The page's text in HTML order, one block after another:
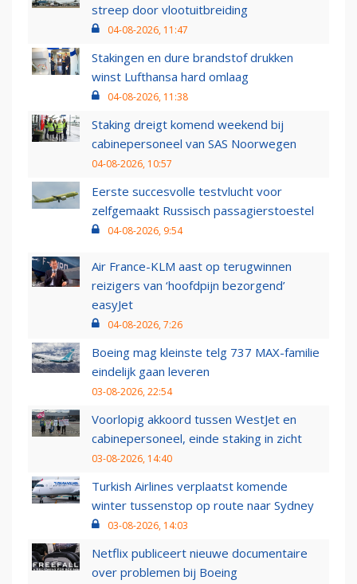
streep door vlootuitbreiding
04-08-2026, 11:47
Stakingen en dure brandstof drukken
winst Lufthansa hard omlaag
04-08-2026, 11:38
Staking dreigt komend weekend bij
cabinepersoneel van SAS Noorwegen
04-08-2026, 10:57
Eerste succesvolle testvlucht voor
zelfgemaakt Russisch passagierstoestel
04-08-2026, 9:54
Air France-KLM aast op terugwinnen
reizigers van ‘hoofdpijn bezorgend’
easyJet
04-08-2026, 7:26
Boeing mag kleinste telg 737 MAX-familie
eindelijk gaan leveren
03-08-2026, 22:54
Voorlopig akkoord tussen WestJet en
cabinepersoneel, einde staking in zicht
03-08-2026, 14:40
Turkish Airlines verplaatst komende
winter tussenstop op route naar Sydney
03-08-2026, 14:03
Netflix publiceert nieuwe documentaire
over problemen bij Boeing